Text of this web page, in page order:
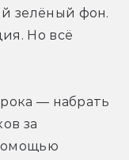
зелёный фон.
Но всё
— набрать
за